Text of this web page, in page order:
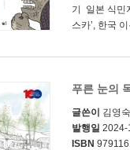
기 일본 식민
스카’, 한국
푸른 눈의
글쓴이 김영
발행일
ISBN